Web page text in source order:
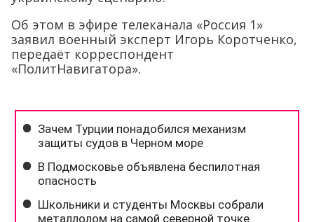
Об этом в эфире телеканала «Россия 1»
заявил военный эксперт Игорь Коротченко,
передаёт корреспондент
«ПолитНавигатора».